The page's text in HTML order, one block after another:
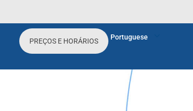
PREÇOS E HORÁRIOS Portuguese